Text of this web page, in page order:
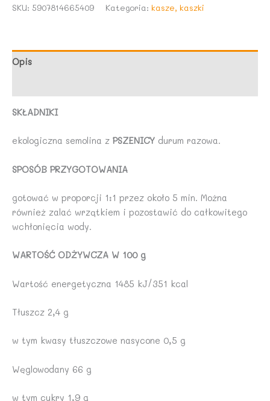
-
SKU: 5907814665409 Kategoria: kasze, kaszki
Opis
SKŁADNIKI
ekologiczna semolina z PSZENICY durum razowa.
SPOSÓB PRZYGOTOWANIA
gotować w proporcji 1:1 przez około 5 min. Można
również zalać wrzątkiem i pozostawić do całkowitego
wchłonięcia wody.
WARTOŚĆ ODŻYWCZA W 100 g
Wartość energetyczna 1485 kJ/351 kcal
Tłuszcz 2,4 g
w tym kwasy tłuszczowe nasycone 0,5 g
Węglowodany 66 g
w tym cukry 1,9 g